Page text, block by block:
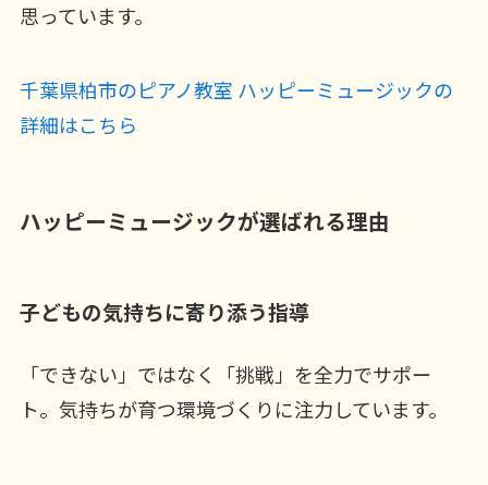
思っています。
千葉県柏市のピアノ教室 ハッピーミュージックの
詳細はこちら
ハッピーミュージックが選ばれる理由
子どもの気持ちに寄り添う指導
「できない」ではなく「挑戦」を全力でサポー
ト。気持ちが育つ環境づくりに注力しています。